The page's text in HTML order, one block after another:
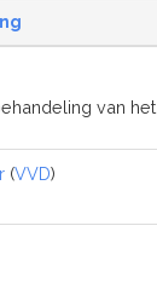
van het
(VVD)